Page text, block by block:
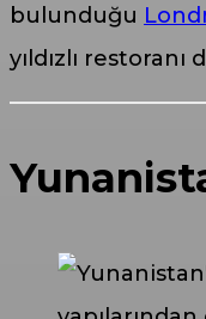
bulunduğu
yıldızlı